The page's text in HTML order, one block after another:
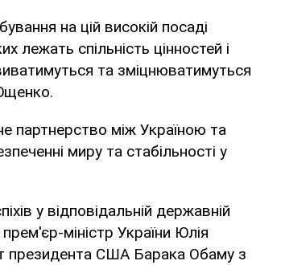
на цій високій посаді
лежать спільність цінностей і
та зміцнюватимуться
партнерство між Україною та
миру та стабільності у
у відповідальній державній
міністр України Юлія
президента США Барака Обаму з